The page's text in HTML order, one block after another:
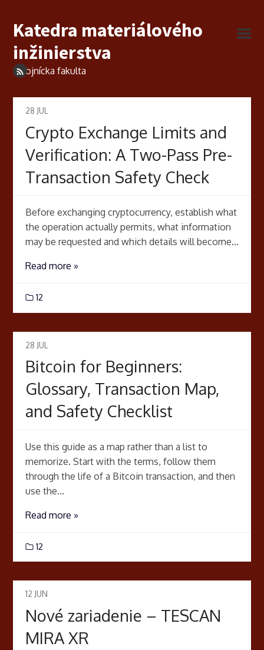
Katedra materiálového
inžinierstva
Strojnícka fakulta
28 JUL
Crypto Exchange Limits and
Verification: A Two-Pass Pre-
Transaction Safety Check
Before exchanging cryptocurrency, establish what
the operation actually permits, what information
may be requested and which details will become...
Read more »
12
28 JUL
Bitcoin for Beginners:
Glossary, Transaction Map,
and Safety Checklist
Use this guide as a map rather than a list to
memorize. Start with the terms, follow them
through the life of a Bitcoin transaction, and then
use the...
Read more »
12
12 JUN
Nové zariadenie – TESCAN
MIRA XR